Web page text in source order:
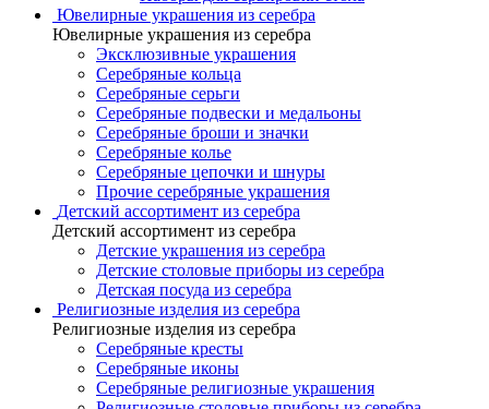
Ювелирные украшения из серебра
Ювелирные украшения из серебра
Эксклюзивные украшения
Серебряные кольца
Серебряные серьги
Серебряные подвески и медальоны
Серебряные броши и значки
Серебряные колье
Серебряные цепочки и шнуры
Прочие серебряные украшения
Детский ассортимент из серебра
Детский ассортимент из серебра
Детские украшения из серебра
Детские столовые приборы из серебра
Детская посуда из серебра
Религиозные изделия из серебра
Религиозные изделия из серебра
Серебряные кресты
Серебряные иконы
Серебряные религиозные украшения